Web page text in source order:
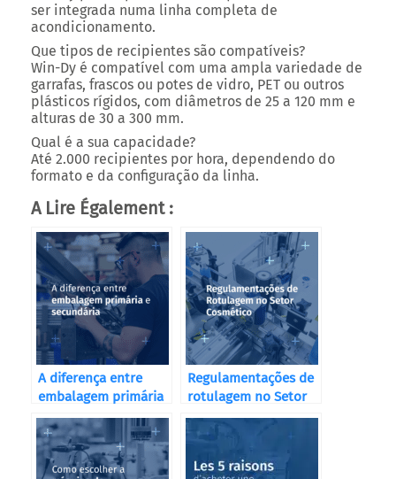
ser integrada numa linha completa de
acondicionamento.
Que tipos de recipientes são compatíveis?
Win-Dy é compatível com uma ampla variedade de
garrafas, frascos ou potes de vidro, PET ou outros
plásticos rígidos, com diâmetros de 25 a 120 mm e
alturas de 30 a 300 mm.
Qual é a sua capacidade?
Até 2.000 recipientes por hora, dependendo do
formato e da configuração da linha.
A Lire Également :
A diferença entre
embalagem primária
e secundária
Regulamentações de
rotulagem no Setor
Cosmético